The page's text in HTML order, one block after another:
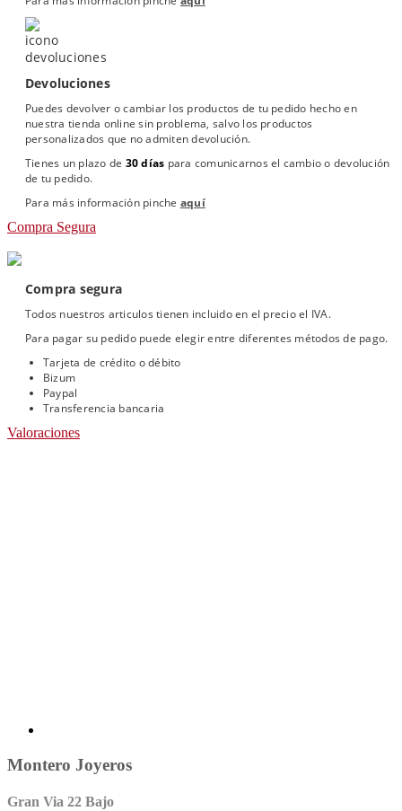
Devoluciones
Puedes devolver o cambiar los productos de tu pedido hecho en
nuestra tienda online sin problema, salvo los productos
personalizados que no admiten devolución.
Tienes un plazo de 30 días para comunicarnos el cambio o devolución
de tu pedido.
Para más información pinche aquí
Compra Segura
Compra segura
Todos nuestros articulos tienen incluido en el precio el IVA.
Para pagar su pedido puede elegir entre diferentes métodos de pago.
Tarjeta de crédito o débito
Bizum
Paypal
Transferencia bancaria
Valoraciones
Montero Joyeros
Gran Via 22 Bajo